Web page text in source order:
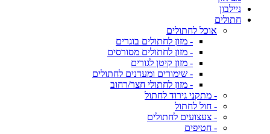
ניילבון
חתולים
אוכל לחתולים
- מזון לחתולים בוגרים
- מזון לחתולים מסורסים
- מזון קיטן לגורים
- שימורים ומעדנים לחתולים
- מזון לחתולי חצר/רחוב
- מתקני גירוד לחתול
- חול לחתול
- צעצועים לחתולים
- חטיפים